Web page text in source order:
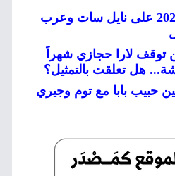
تردد قناة توم وجيري 2026 على نايل سات وعرب
توقف لارا حجازي شهراً
هل تعلقت بالتمثيل؟
حبيب بابا مع توم وجيري